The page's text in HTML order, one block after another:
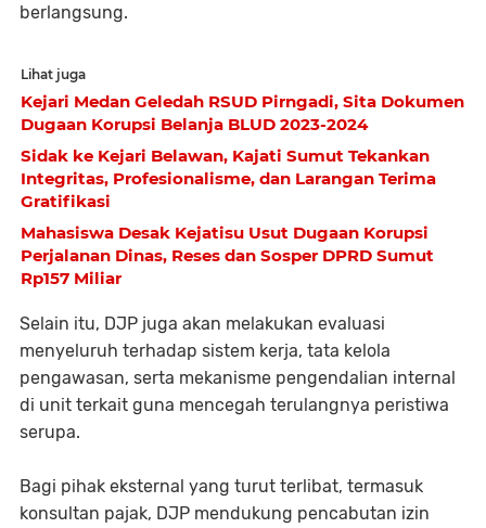
berlangsung.
Lihat juga
Kejari Medan Geledah RSUD Pirngadi, Sita Dokumen
Dugaan Korupsi Belanja BLUD 2023-2024
Sidak ke Kejari Belawan, Kajati Sumut Tekankan
Integritas, Profesionalisme, dan Larangan Terima
Gratifikasi
Mahasiswa Desak Kejatisu Usut Dugaan Korupsi
Perjalanan Dinas, Reses dan Sosper DPRD Sumut
Rp157 Miliar
Selain itu, DJP juga akan melakukan evaluasi
menyeluruh terhadap sistem kerja, tata kelola
pengawasan, serta mekanisme pengendalian internal
di unit terkait guna mencegah terulangnya peristiwa
serupa.
Bagi pihak eksternal yang turut terlibat, termasuk
konsultan pajak, DJP mendukung pencabutan izin